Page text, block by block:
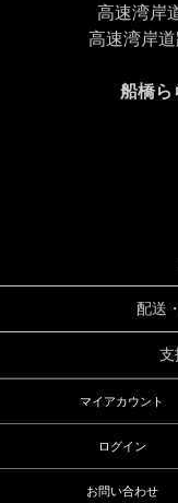
高速湾岸
高速湾岸
船橋ら
配送
支
マイアカウント
ログイン
お問い合わせ